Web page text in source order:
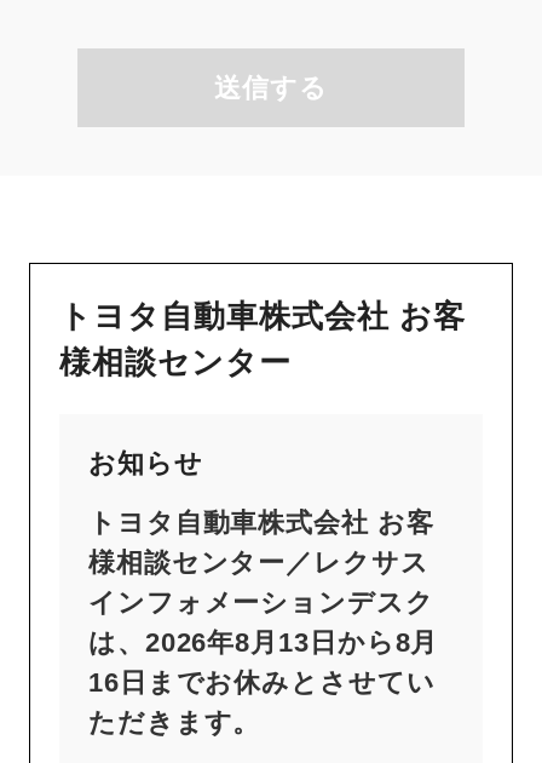
送信する
トヨタ自動車株式会社 お客
様相談センター
お知らせ
トヨタ自動車株式会社 お客
様相談センター／レクサス
インフォメーションデスク
は、2026年8月13日から8月
16日までお休みとさせてい
ただきます。